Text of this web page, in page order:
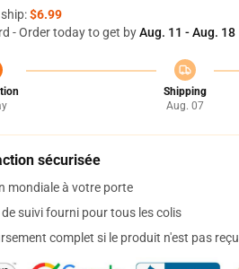
$6.99
- Order today to get byAug. 11 - Aug. 18
Shipping
Aug. 07
sécurisée
mondiale à votre porte
suivi fourni pour tous les colis
complet si le produit n'est pas reçu